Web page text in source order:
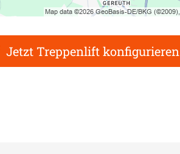
Jetzt Treppenlift konfigurieren